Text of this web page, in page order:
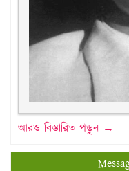
আরও বিস্তারিত পড়ুন →